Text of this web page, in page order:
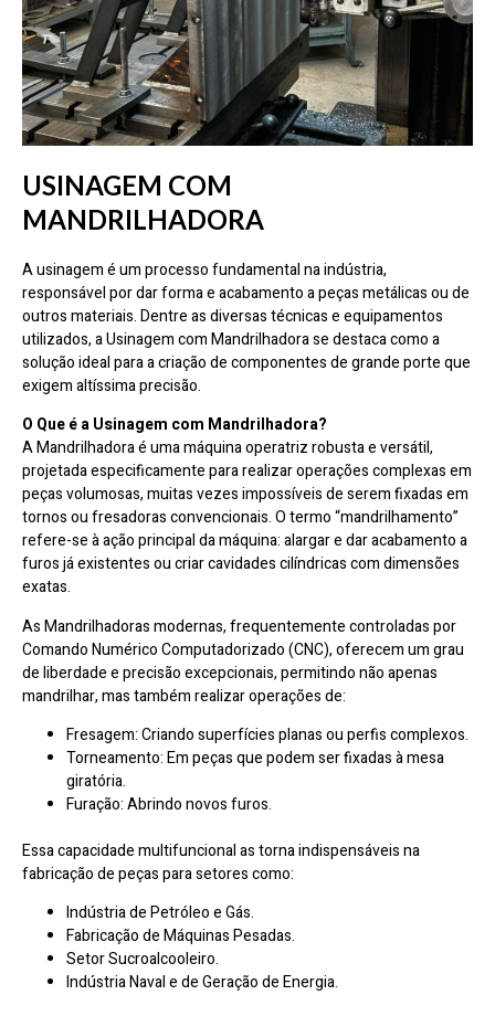
USINAGEM COM
MANDRILHADORA
A usinagem é um processo fundamental na indústria,
responsável por dar forma e acabamento a peças metálicas ou de
outros materiais. Dentre as diversas técnicas e equipamentos
utilizados, a Usinagem com Mandrilhadora se destaca como a
solução ideal para a criação de componentes de grande porte que
exigem altíssima precisão.
O Que é a Usinagem com Mandrilhadora?
A Mandrilhadora é uma máquina operatriz robusta e versátil,
projetada especificamente para realizar operações complexas em
peças volumosas, muitas vezes impossíveis de serem fixadas em
tornos ou fresadoras convencionais. O termo “mandrilhamento”
refere-se à ação principal da máquina: alargar e dar acabamento a
furos já existentes ou criar cavidades cilíndricas com dimensões
exatas.
As Mandrilhadoras modernas, frequentemente controladas por
Comando Numérico Computadorizado (CNC), oferecem um grau
de liberdade e precisão excepcionais, permitindo não apenas
mandrilhar, mas também realizar operações de:
Fresagem: Criando superfícies planas ou perfis complexos.
Torneamento: Em peças que podem ser fixadas à mesa
giratória.
Furação: Abrindo novos furos.
Essa capacidade multifuncional as torna indispensáveis na
fabricação de peças para setores como:
Indústria de Petróleo e Gás.
Fabricação de Máquinas Pesadas.
Setor Sucroalcooleiro.
Indústria Naval e de Geração de Energia.